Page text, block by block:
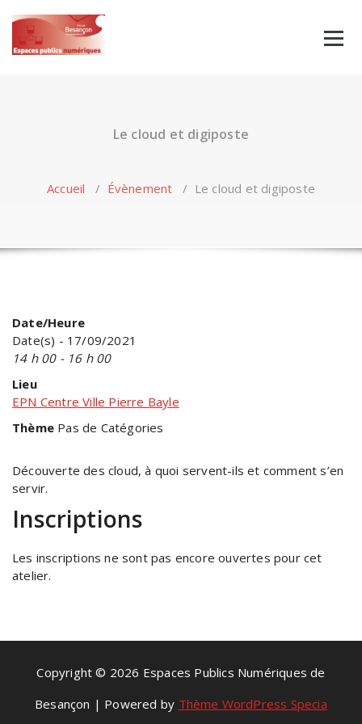
content
Le cloud et digiposte
Accueil / Évènement / Le cloud et digiposte
Date/Heure
Date(s) - 17/09/2021
14 h 00 - 16 h 00
Lieu
EPN Centre Ville Pierre Bayle
Thème Pas de Catégories
Découverte des cloud, à quoi servent-ils et comment s’en
servir.
Inscriptions
Les inscriptions ne sont pas encore ouvertes pour cet
atelier.
Copyright © 2026 Espaces Publics Numériques de
Besançon | Powered by Thème WordPress Specia